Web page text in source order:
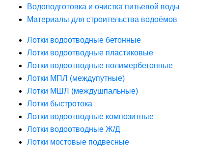
Водоподготовка и очистка питьевой воды
Материалы для строительства водоёмов
Лотки водоотводные бетонные
Лотки водоотводные пластиковые
Лотки водоотводные полимербетонные
Лотки МПЛ (междупутные)
Лотки МШЛ (междушпальные)
Лотки быстротока
Лотки водоотводные композитные
Лотки водоотводные Ж/Д
Лотки мостовые подвесные